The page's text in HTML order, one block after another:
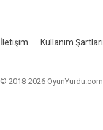
İletişim Kullanım Şartları
© 2018-2026 OyunYurdu.com